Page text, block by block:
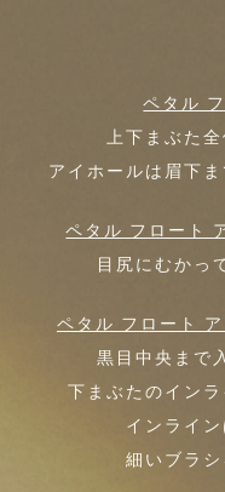
ペタル
上下まぶた全
アイホールは眉下
ペタル フロート
目尻にむかっ
ペタル フロート
黒目中央まで
下まぶたのイン
インライ
細いブラシ